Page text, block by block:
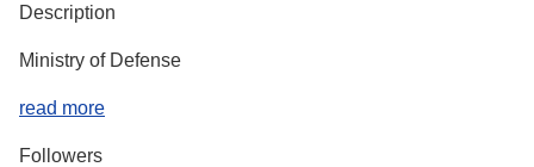
Description
Ministry of Defense
read more
Followers